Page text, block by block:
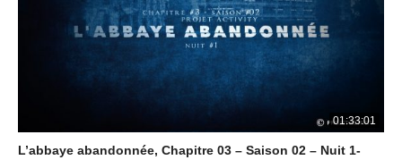
01:33:01
L’abbaye abandonnée, Chapitre 03 – Saison 02 – Nuit 1-